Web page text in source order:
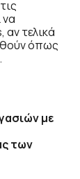
αν τελικά
όπως
με
των